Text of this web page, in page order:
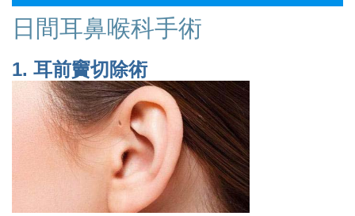
日間耳鼻喉科手術
1. 耳前竇切除術